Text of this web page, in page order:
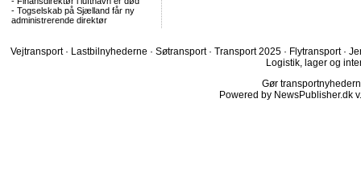
- Togselskab på Sjælland får ny
administrerende direktør
Vejtransport · Lastbilnyhederne · Søtransport · Transport 2025 · Flytransport ·
Logistik, lager og
Gør
Powered by NewsPublisher.dk